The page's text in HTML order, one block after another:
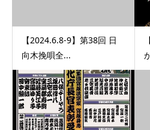
【2024.6.8-9】第38回 日
向木挽唄全...